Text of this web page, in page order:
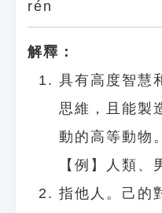
rén
解釋：
具有高度智慧
思維，且能製
動的高等動物。
【例】人類、
指他人。己的